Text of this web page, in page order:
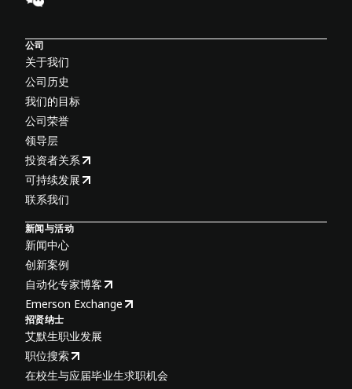
公司
关于我们
公司历史
我们的目标
公司荣誉
领导层
投资者关系
可持续发展
联系我们
新闻与活动
新闻中心
创新案例
自动化专家博客
Emerson Exchange
招贤纳士
艾默生职业发展
职位搜索
在校生与应届毕业生求职机会